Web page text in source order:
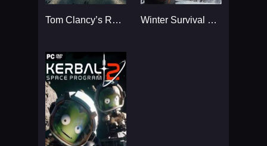
Tom Clancy’s Rainbow Six Winter Survival Simulator